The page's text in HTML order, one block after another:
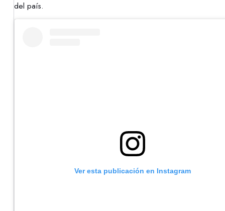
del país.
Ver esta publicación en Instagram